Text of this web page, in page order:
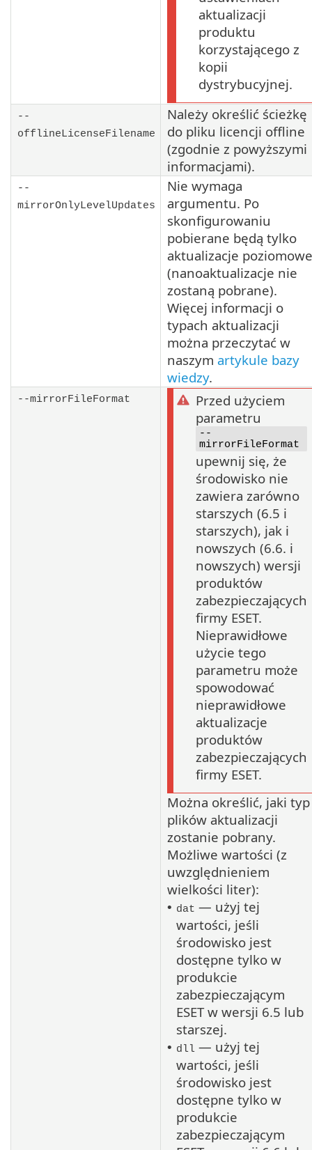
aktualizacji
produktu
korzystającego z
kopii
dystrybucyjnej.
--
offlineLicenseFilename
Należy określić ścieżkę
do pliku licencji offline
(zgodnie z powyższymi
informacjami).
--
mirrorOnlyLevelUpdates
Nie wymaga
argumentu. Po
skonfigurowaniu
pobierane będą tylko
aktualizacje poziomowe
(nanoaktualizacje nie
zostaną pobrane).
Więcej informacji o
typach aktualizacji
można przeczytać w
naszym artykule bazy
wiedzy.
--mirrorFileFormat
Przed użyciem
parametru
--
mirrorFileFormat
upewnij się, że
środowisko nie
zawiera zarówno
starszych (6.5 i
starszych), jak i
nowszych (6.6. i
nowszych) wersji
produktów
zabezpieczających
firmy ESET.
Nieprawidłowe
użycie tego
parametru może
spowodować
nieprawidłowe
aktualizacje
produktów
zabezpieczających
firmy ESET.
Można określić, jaki typ
plików aktualizacji
zostanie pobrany.
Możliwe wartości (z
uwzględnieniem
wielkości liter):
• dat — użyj tej
wartości, jeśli
środowisko jest
dostępne tylko w
produkcie
zabezpieczającym
ESET w wersji 6.5 lub
starszej.
• dll — użyj tej
wartości, jeśli
środowisko jest
dostępne tylko w
produkcie
zabezpieczającym